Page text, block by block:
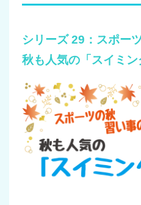
シリーズ 29：スポー
秋も人気の「スイミン